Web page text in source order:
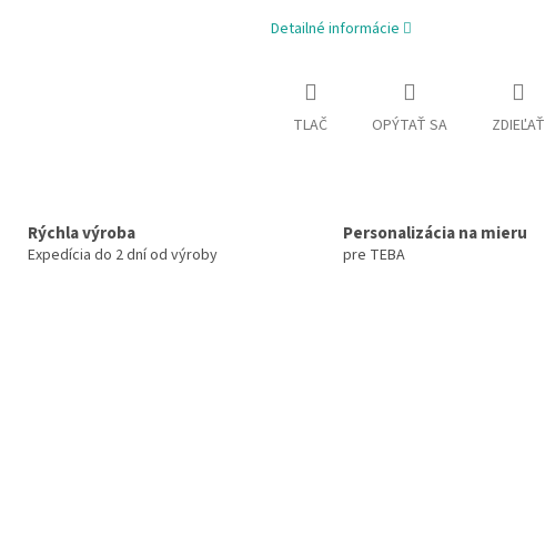
Detailné informácie
TLAČ OPÝTAŤ SA ZDIEĽAŤ
Rýchla výroba
Expedícia do 2 dní od výroby
Personalizácia na mieru
pre TEBA